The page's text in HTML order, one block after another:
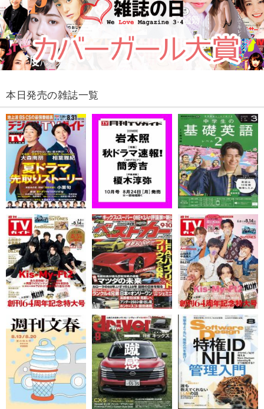
本日発売の雑誌一覧